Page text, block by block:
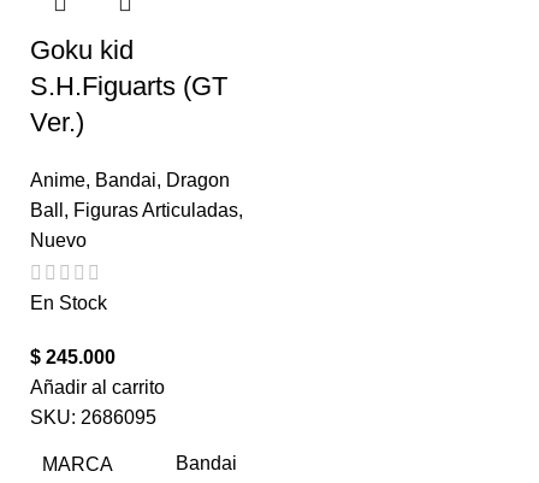
Goku kid
S.H.Figuarts (GT
Ver.)
Anime, Bandai, Dragon
Ball , Figuras Articuladas,
Nuevo
En Stock
$ 245.000
Añadir al carrito
SKU: 2686095
MARCA Bandai